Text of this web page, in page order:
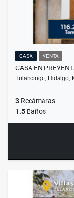
CASA VENTA
CASA EN
Tulancingo, Hidalgo,
3 Recámaras
1.5 Baños